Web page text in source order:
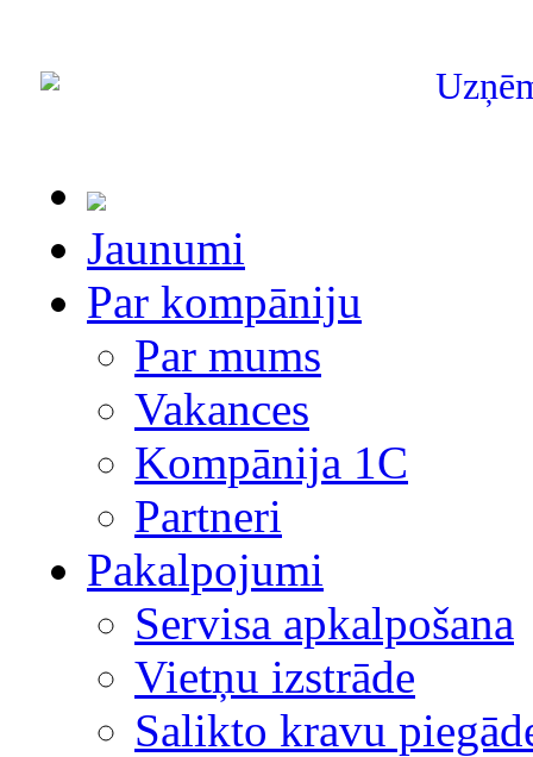
Jaunumi
Par kompāniju
Par mums
Vakances
Kompānija 1С
Partneri
Pakalpojumi
Servisa apkalpošana
Vietņu izstrāde
Salikto kravu